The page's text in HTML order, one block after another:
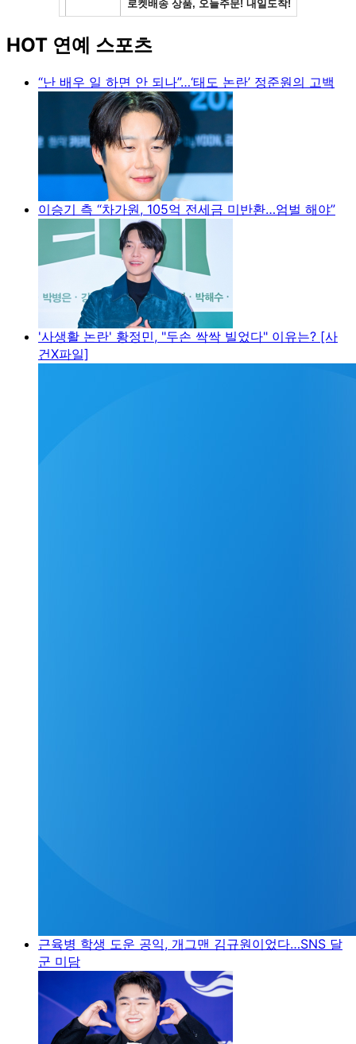
HOT 연예 스포츠
“난 배우 일 하면 안 되나”…‘태도 논란’ 정준원의 고백
이승기 측 “차가원, 105억 전세금 미반환…엄벌 해야”
'사생활 논란' 황정민, "두손 싹싹 빌었다" 이유는? [사
건X파일]
근육병 학생 도운 공익, 개그맨 김규원이었다…SNS 달
군 미담